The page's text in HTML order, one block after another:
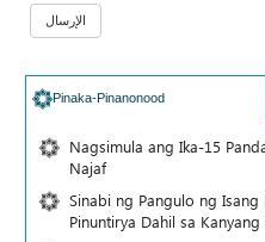
Pinaka-Pinanonood
Nagsimula ang Ika-15
Najaf
Sinabi ng Pangulo ng
Pinuntirya Dahil sa